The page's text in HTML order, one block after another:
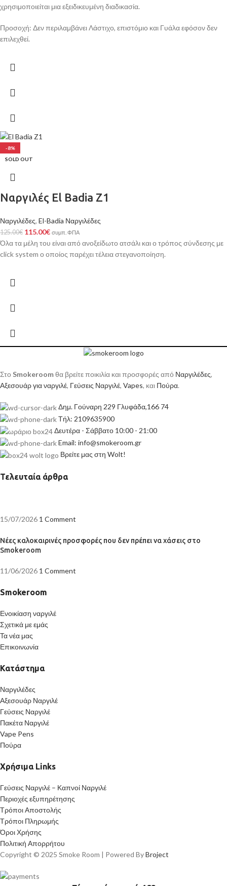
χρησιμοποιείται μια εξειδικευμένη διαδικασία.
Προσοχή: Δεν περιλαμβάνει Λάστιχο, επιστόμιο και Γυάλα εφόσον δεν
επιλεχθεί.
-8%
SOLD OUT
Ναργιλές El Badia Z1
Ναργιλέδες, El-Badia Ναργιλέδες
125.00€ 115.00€ συμπ. ΦΠΑ
Όλα τα μέλη του είναι από ανοξείδωτο ατσάλι και ο τρόπος σύνδεσης με
click system ο οποίος παρέχει τέλεια στεγανοποίηση.
Στο Smokeroomθα βρείτε ποικιλία και προσφορές από Ναργιλέδες,
Αξεσουάρ για ναργιλέ, Γεύσεις Ναργιλέ, Vapes, και Πούρα.
Δημ. Γούναρη 229 Γλυφάδα,166 74
Τήλ: 2109635900
Δευτέρα - Σάββατο 10:00 - 21:00
Email: info@smokeroom.gr
Βρείτε μας στη Wolt!
Τελευταία άρθρα
15/07/2026 1 Comment
Νέες καλοκαιρινές προσφορές που δεν πρέπει να χάσεις στο
Smokeroom
11/06/2026 1 Comment
Smokeroom
Ενοικίαση ναργιλέ
Σχετικά με εμάς
Τα νέα μας
Επικοινωνία
Κατάστημα
Ναργιλέδες
Αξεσουάρ Ναργιλέ
Γεύσεις Ναργιλέ
Πακέτα Ναργιλέ
Vape Pens
Πούρα
Χρήσιμα Links
Γεύσεις Ναργιλέ – Καπνοί Ναργιλέ
Περιοχές εξυπηρέτησης
Τρόποι Αποστολής
Τρόποι Πληρωμής
Όροι Χρήσης
Πολιτική Απορρήτου
Copyright © 2025 Smoke Room | Powered ByBroject